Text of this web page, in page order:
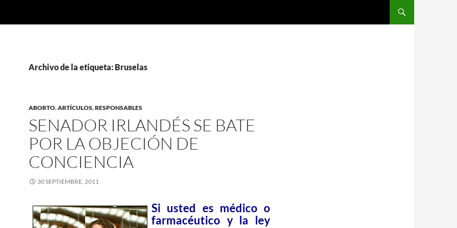
Archivo de la etiqueta: Bruselas
ABORTO,ARTÍCULOS,RESPONSABLES
SENADOR IRLANDÉS SE BATE
POR LA OBJECIÓN DE
CONCIENCIA
30 SEPTIEMBRE, 2011
Si usted es médico o
farmacéutico y la ley